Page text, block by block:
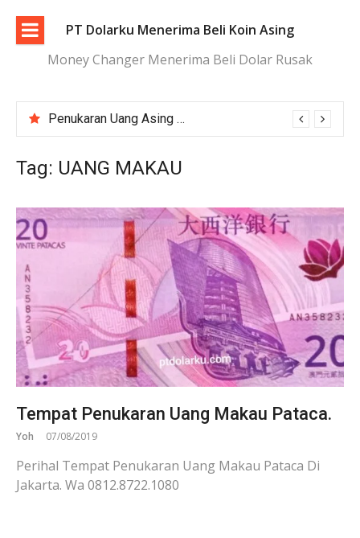
konten
PT Dolarku Menerima Beli Koin Asing
Money Changer Menerima Beli Dolar Rusak
Penukaran Uang Asing Jakarta Aman, Transparan, dan Terpercaya
Tag: UANG MAKAU
Tempat Penukaran Uang Makau Pataca.
Yoh 07/08/2019
Perihal Tempat Penukaran Uang Makau Pataca Di
Jakarta. Wa 0812.8722.1080